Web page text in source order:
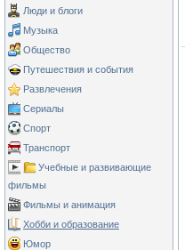
Люди и блоги
Музыка
Общество
Путешествия и события
Развлечения
Сериалы
Спорт
Транспорт
Учебные и развивающие
фильмы
Фильмы и анимация
Хобби и образование
Юмор